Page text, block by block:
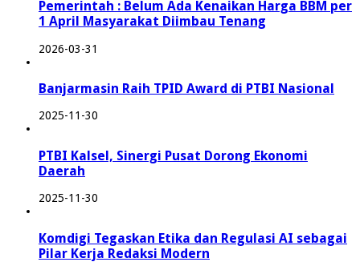
Pemerintah : Belum Ada Kenaikan Harga BBM per
1 April Masyarakat Diimbau Tenang
2026-03-31
Banjarmasin Raih TPID Award di PTBI Nasional
2025-11-30
PTBI Kalsel, Sinergi Pusat Dorong Ekonomi
Daerah
2025-11-30
Komdigi Tegaskan Etika dan Regulasi AI sebagai
Pilar Kerja Redaksi Modern